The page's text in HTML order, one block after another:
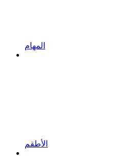
المهام
الأطقم